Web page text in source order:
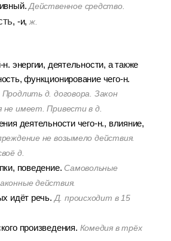
Действенное средство.
, -и, ж.
энергии, деятельности, а также
функционирование чего-н.
д. договора. Закон
не имеет. Привести в д.
деятельности чего-н., влияние,
не возымело действия.
д.
поведение. Самовольные
действия.
идёт речь. Д. происходит в 15
произведения. Комедия в трёх